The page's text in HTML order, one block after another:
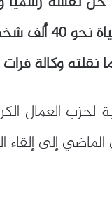
وكالة فرات
لحزب العمال